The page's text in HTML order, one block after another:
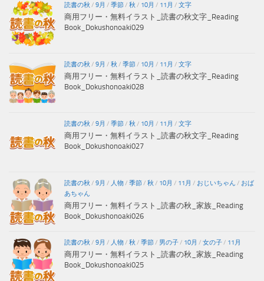
読書の秋 / 9月 / 季節 / 秋 / 10月 / 11月 / 文字
商用フリー・無料イラスト_読書の秋文字_Reading
Book_Dokushonoaki029
読書の秋 / 9月 / 秋 / 季節 / 10月 / 11月 / 文字
商用フリー・無料イラスト_読書の秋文字_Reading
Book_Dokushonoaki028
読書の秋 / 9月 / 季節 / 秋 / 10月 / 11月 / 文字
商用フリー・無料イラスト_読書の秋文字_Reading
Book_Dokushonoaki027
読書の秋 / 9月 / 人物 / 季節 / 秋 / 10月 / 11月 / おじいちゃん / おば
あちゃん
商用フリー・無料イラスト_読書の秋_家族_Reading
Book_Dokushonoaki026
読書の秋 / 9月 / 人物 / 秋 / 季節 / 男の子 / 10月 / 女の子 / 11月
商用フリー・無料イラスト_読書の秋_家族_Reading
Book_Dokushonoaki025